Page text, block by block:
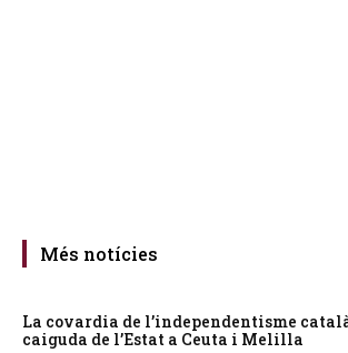
Més notícies
La covardia de l’independentisme
caiguda de l’Estat a Ceuta i Melilla